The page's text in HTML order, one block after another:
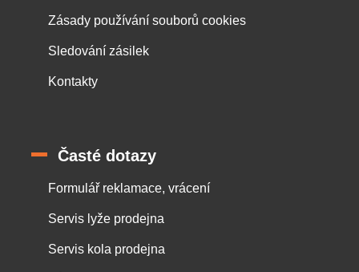
Zásady používání souborů cookies
Sledování zásilek
Kontakty
Časté dotazy
Formulář reklamace, vrácení
Servis lyže prodejna
Servis kola prodejna